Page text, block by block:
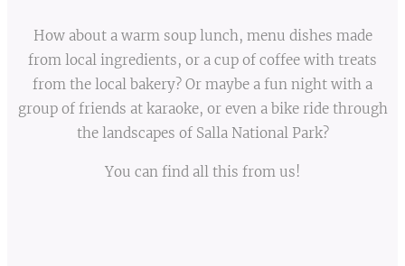
How about a warm soup lunch, menu dishes made
from local ingredients, or a cup of coffee with treats
from the local bakery? Or maybe a fun night with a
group of friends at karaoke, or even a bike ride through
the landscapes of Salla National Park?
You can find all this from us!